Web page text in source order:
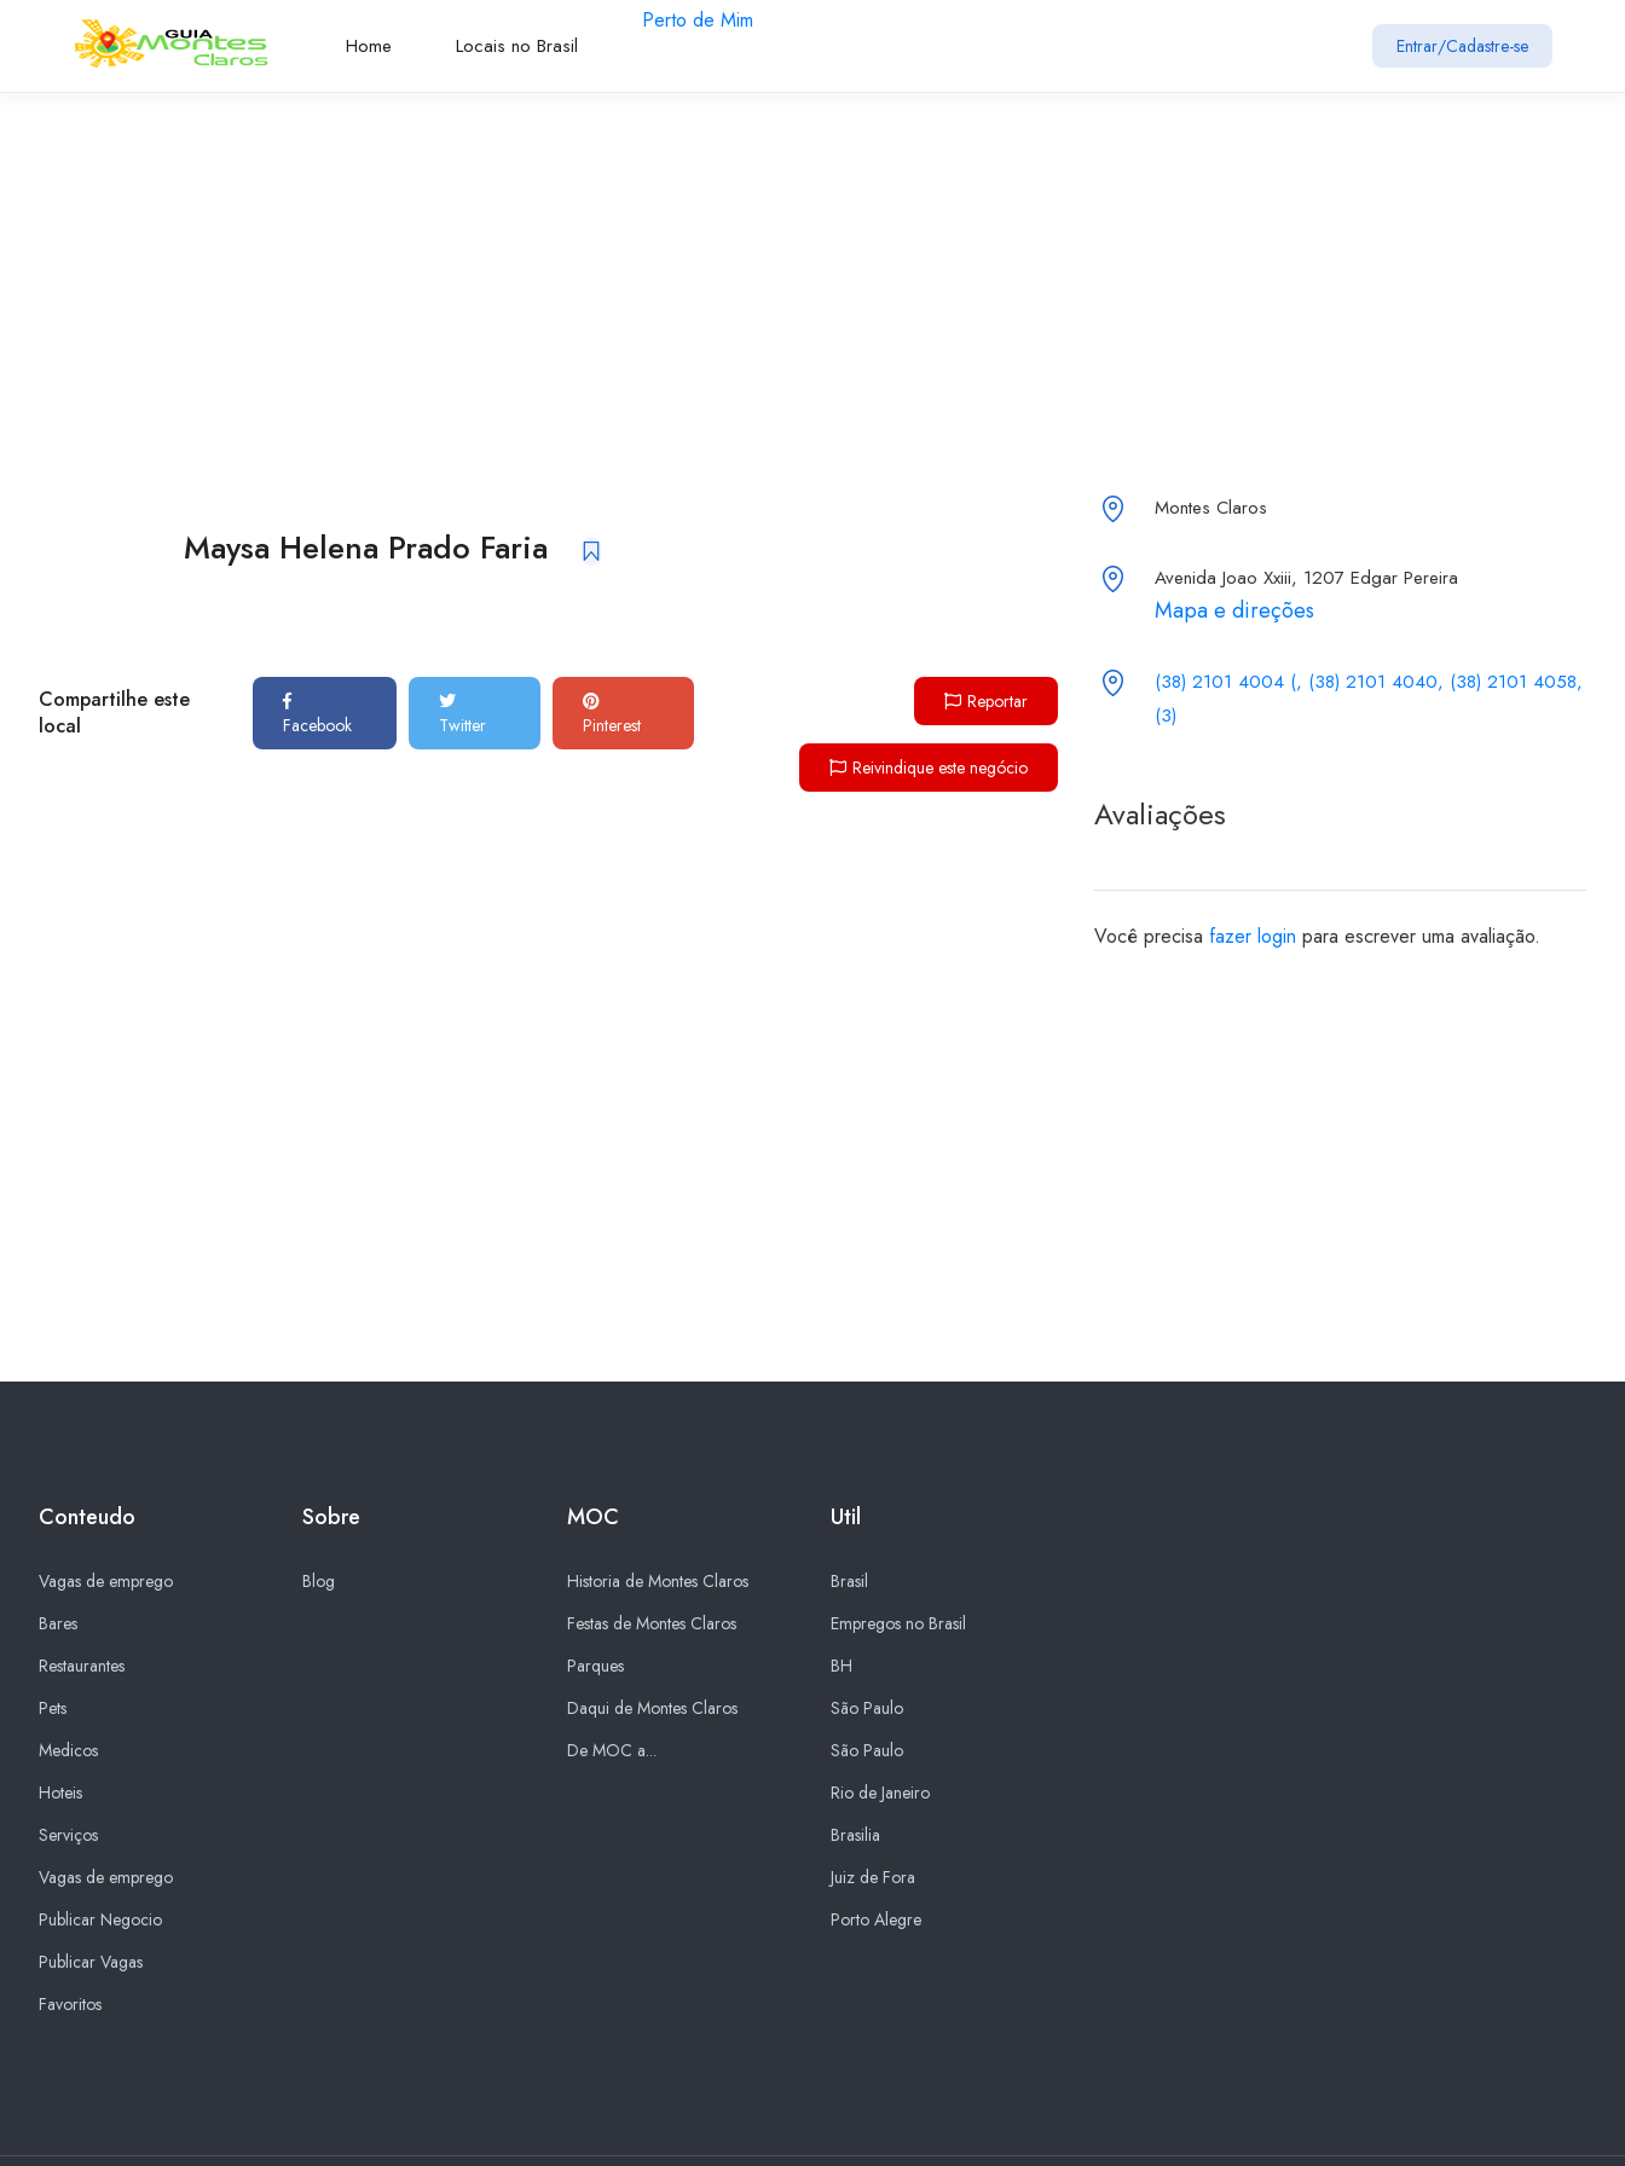
Home Locais no Brasil
Perto de Mim
Entrar/Cadastre-se
Maysa Helena Prado Faria
Compartilhe este
local
Facebook Twitter Pinterest
Reportar
Reivindique este negócio
Montes Claros
Avenida Joao Xxiii, 1207 Edgar Pereira
Mapa e direções
(38) 2101 4004 (, (38) 2101 4040, (38) 2101 4058,
(3)
Avaliações
Você precisa fazer login para escrever uma avaliação.
Conteudo
Vagas de emprego
Bares
Restaurantes
Pets
Medicos
Hoteis
Serviços
Vagas de emprego
Publicar Negocio
Publicar Vagas
Favoritos
Sobre
Blog
MOC
Historia de Montes Claros
Festas de Montes Claros
Parques
Daqui de Montes Claros
De MOC a...
Util
Brasil
Empregos no Brasil
BH
São Paulo
São Paulo
Rio de Janeiro
Brasilia
Juiz de Fora
Porto Alegre